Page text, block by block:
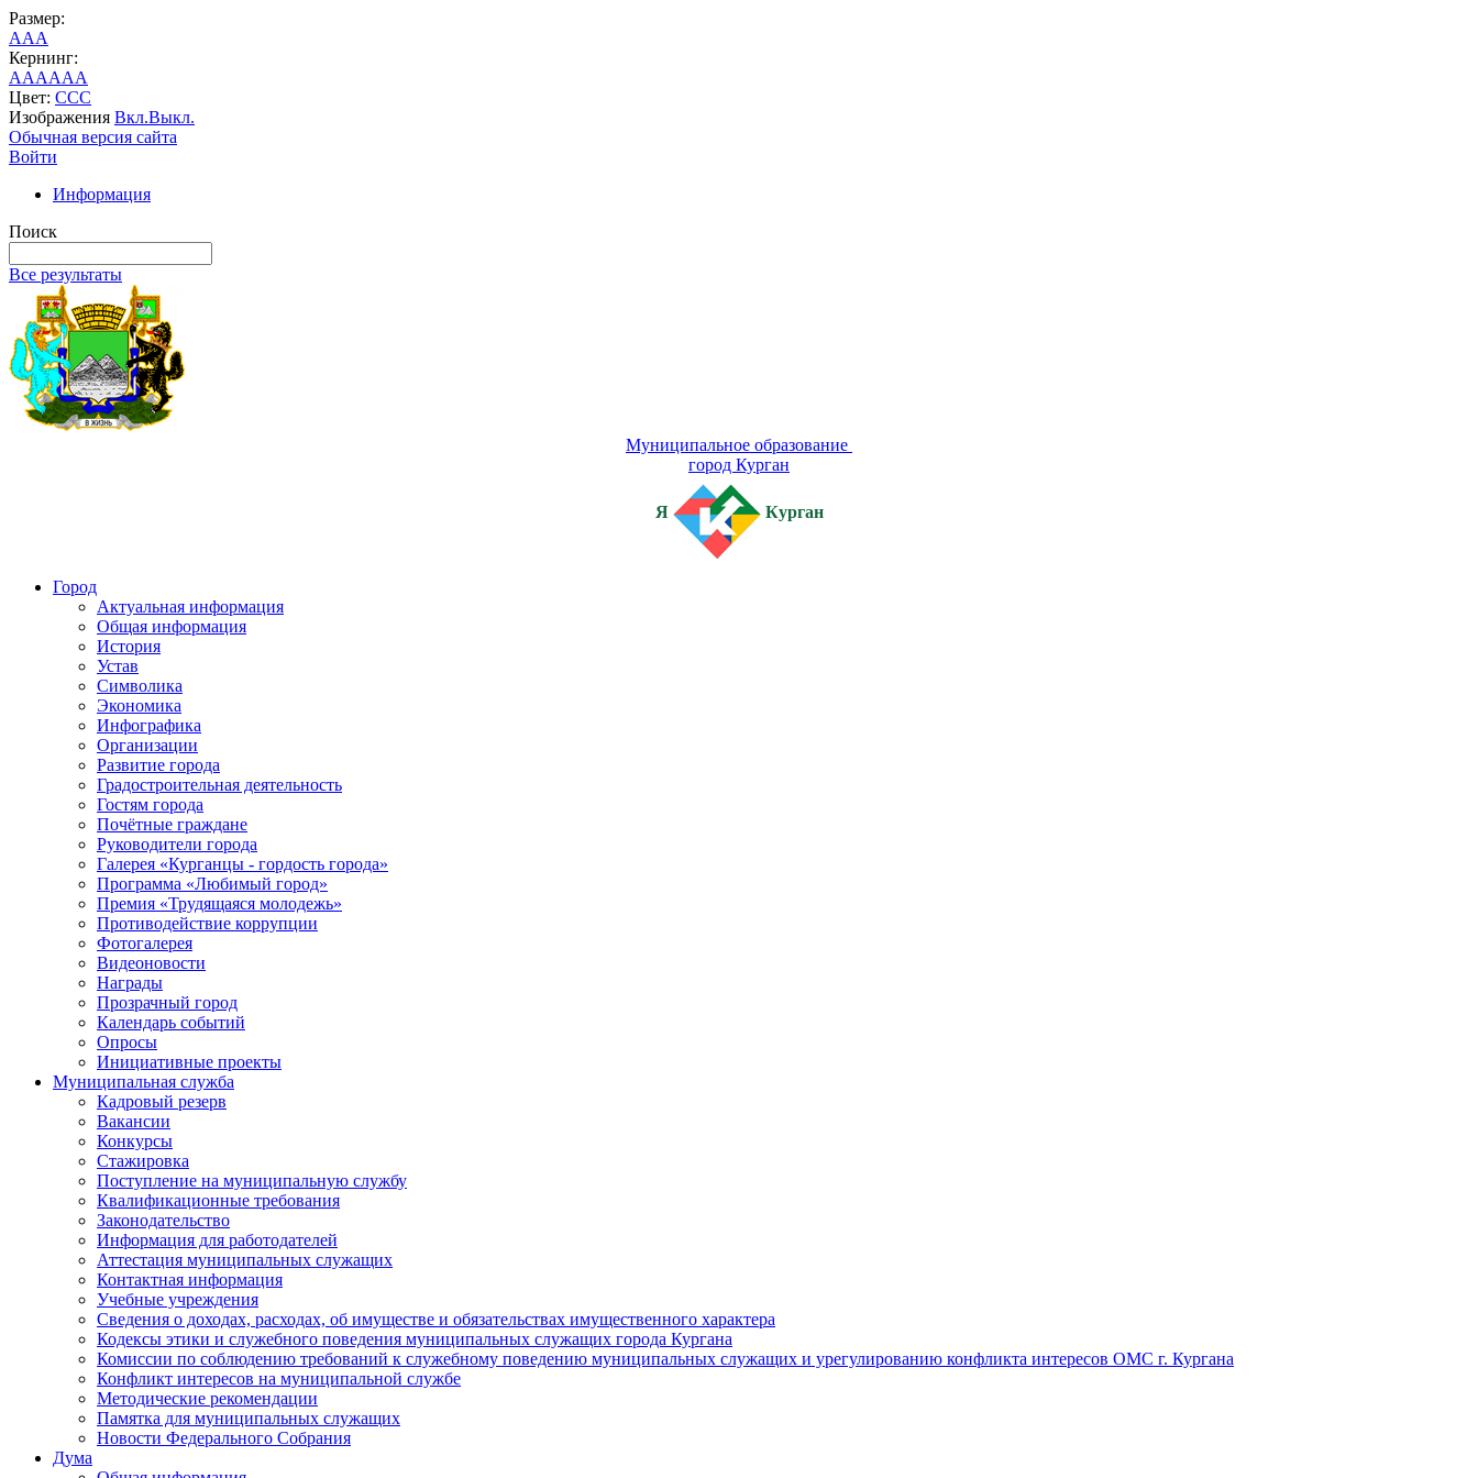
Размер:
AAA
Кернинг:
AAAAAA
Цвет: CCC
Изображения Вкл.Выкл.
Обычная версия сайта
Войти
Информация
Поиск
Все результаты
Муниципальное образование
город Курган
Я Курган
Город
Актуальная информация
Общая информация
История
Устав
Символика
Экономика
Инфографика
Организации
Развитие города
Градостроительная деятельность
Гостям города
Почётные граждане
Руководители города
Галерея «Курганцы - гордость города»
Программа «Любимый город»
Премия «Трудящаяся молодежь»
Противодействие коррупции
Фотогалерея
Видеоновости
Награды
Прозрачный город
Календарь событий
Опросы
Инициативные проекты
Муниципальная служба
Кадровый резерв
Вакансии
Конкурсы
Стажировка
Поступление на муниципальную службу
Квалификационные требования
Законодательство
Информация для работодателей
Аттестация муниципальных служащих
Контактная информация
Учебные учреждения
Сведения о доходах, расходах, об имуществе и обязательствах имущественного характера
Кодексы этики и служебного поведения муниципальных служащих города Кургана
Комиссии по соблюдению требований к служебному поведению муниципальных служащих и урегулированию конфликта интересов ОМС г. Кургана
Конфликт интересов на муниципальной службе
Методические рекомендации
Памятка для муниципальных служащих
Новости Федерального Cобрания
Дума